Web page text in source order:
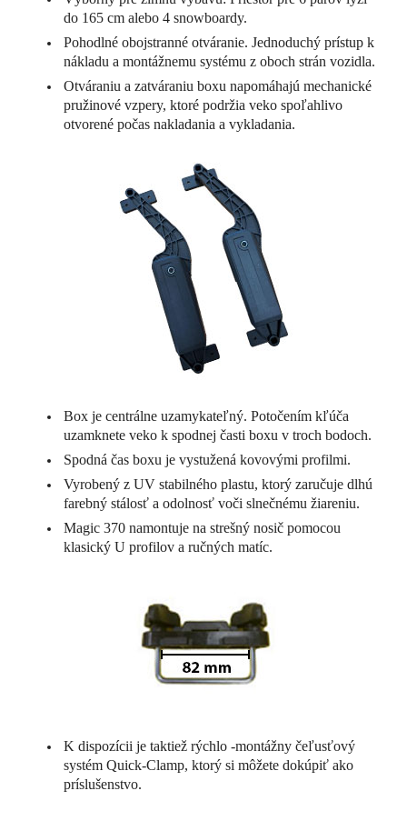
do 165 cm alebo 4 snowboardy.
Pohodlné obojstranné otváranie. Jednoduchý prístup k
nákladu a montážnemu systému z oboch strán vozidla.
Otváraniu a zatváraniu boxu napomáhajú mechanické
pružinové vzpery, ktoré podržia veko spoľahlivo
otvorené počas nakladania a vykladania.
Box je centrálne uzamykateľný. Potočením kľúča
uzamknete veko k spodnej časti boxu v troch bodoch.
Spodná čas boxu je vystužená kovovými profilmi.
Vyrobený z UV stabilného plastu, ktorý zaručuje dlhú
farebný stálosť a odolnosť voči slnečnému žiareniu.
Magic 370 namontuje na strešný nosič pomocou
klasický U profilov a ručných matíc.
K dispozícii je taktiež rýchlo -montážny čeľusťový
systém Quick-Clamp, ktorý si môžete dokúpiť ako
príslušenstvo.